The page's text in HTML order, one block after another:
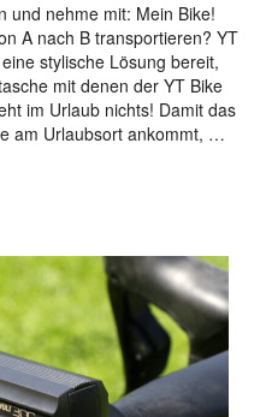
und nehme mit: Mein Bike!
A nach B transportieren? YT
stylische Lösung bereit,
mit denen der YT Bike
im Urlaub nichts! Damit das
am Urlaubsort ankommt, …